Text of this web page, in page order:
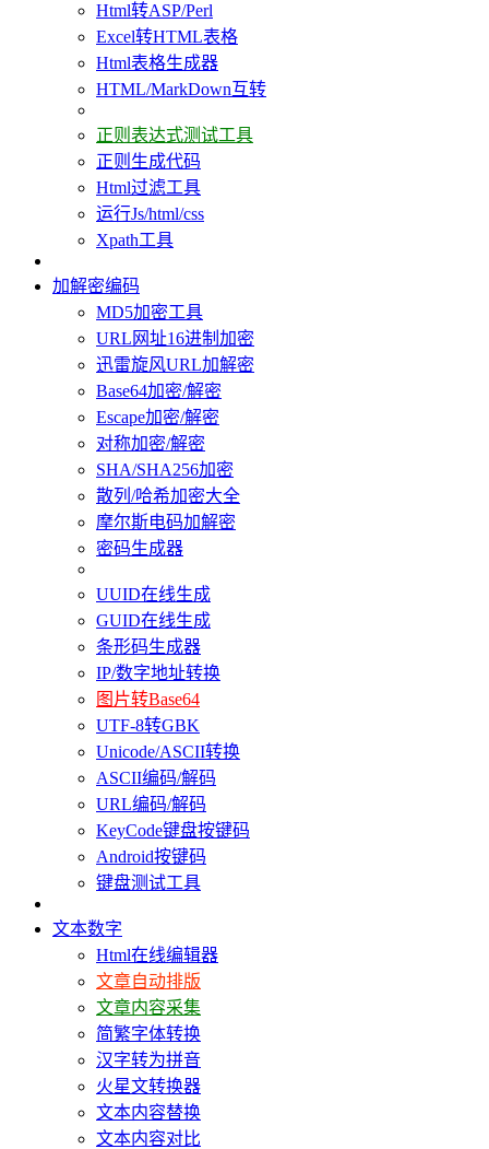
Html转ASP/Perl
Excel转HTML表格
Html表格生成器
HTML/MarkDown互转
正则表达式测试工具
正则生成代码
Html过滤工具
运行Js/html/css
Xpath工具
加解密编码
MD5加密工具
URL网址16进制加密
迅雷旋风URL加解密
Base64加密/解密
Escape加密/解密
对称加密/解密
SHA/SHA256加密
散列/哈希加密大全
摩尔斯电码加解密
密码生成器
UUID在线生成
GUID在线生成
条形码生成器
IP/数字地址转换
图片转Base64
UTF-8转GBK
Unicode/ASCII转换
ASCII编码/解码
URL编码/解码
KeyCode键盘按键码
Android按键码
键盘测试工具
文本数字
Html在线编辑器
文章自动排版
文章内容采集
简繁字体转换
汉字转为拼音
火星文转换器
文本内容替换
文本内容对比